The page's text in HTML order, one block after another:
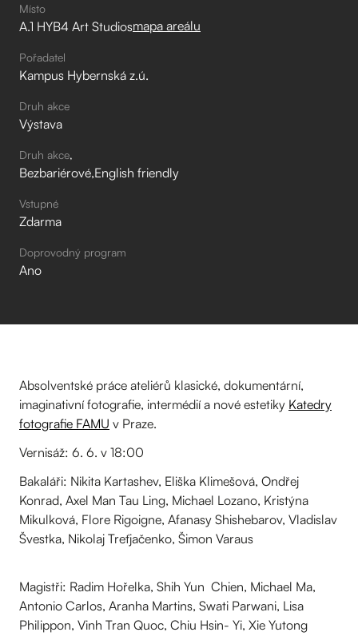
Místo
A.1 HYB4 Art Studiosmapa areálu
Pořadatel
Kampus Hybernská z.ú.
Druh akce
Výstava
Druh akce
Bezbariérové English friendly
Vstupné
Zdarma
Doprovodný program
Ano
Absolventské práce ateliérů klasické, dokumentární,
imaginativní fotografie, intermédií a nové estetiky Katedry
fotografie FAMU v Praze.
Vernisáž: 6. 6. v 18:00
Bakaláři: Nikita Kartashev, Eliška Klimešová, Ondřej
Konrad, Axel Man Tau Ling, Michael Lozano, Kristýna
Mikulková, Flore Rigoigne, Afanasy Shishebarov, Vladislav
Švestka, Nikolaj Treťjačenko, Šimon Varaus
Magistři: Radim Hořelka, Shih Yun Chien, Michael Ma,
Antonio Carlos, Aranha Martins, Swati Parwani, Lisa
Philippon, Vinh Tran Quoc, Chiu Hsin- Yi, Xie Yutong